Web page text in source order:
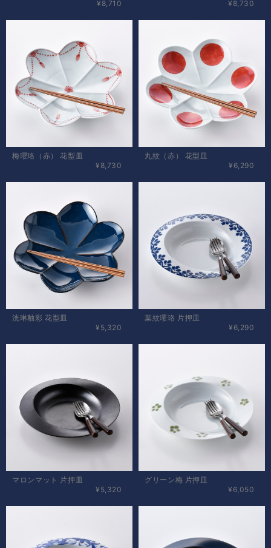
¥8,710
¥8,730
梅瓔珞（赤） 花型皿
¥8,730
丸紋（赤） 花型皿
¥6,290
洸琳釉彩 花型皿
¥5,320
葉紋瓔珞 片押皿
¥6,290
マロンマット 片押皿
¥5,320
グリーン梅 片押皿
¥6,050